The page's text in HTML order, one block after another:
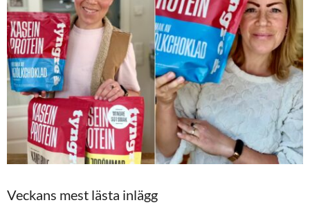
Veckans mest lästa inlägg